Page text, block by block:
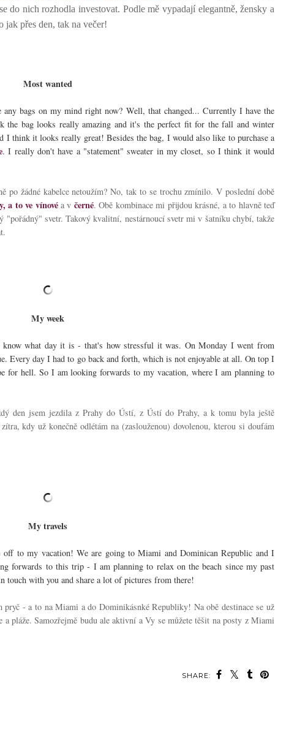
do nich rozhodla investovat. Podle mě vypadají elegantně, žensky a
jak přes den, tak na večer!
Most wanted
bags on my mind right now? Well, that changed... Currently I have the
the bag looks really amazing and it's the perfect fit for the fall and winter
I think it looks really great! Besides the bag, I would also like to purchase a
. I really don't have a "statement" sweater in my closet, so I think it would
po žádné kabelce netoužím? No, tak to se trochu zmínilo. V poslední době
a to ve vínovéa v černé. Obě kombinace mi přijdou krásné, a to hlavně teď
"pořádný" svetr. Takový kvalitní, nestárnoucí svetr mi v šatníku chybí, takže
My week
know what day it is - that's how stressful it was. On Monday I went from
Every day I had to go back and forth, which is not enjoyable at all. On top I
for hell. So I am looking forwards to my vacation, where I am planning to
den jsem jezdila z Prahy do Ústí, z Ústí do Prahy, a k tomu byla ještě
kdy už konečně odlétám na (zaslouženou) dovolenou, kterou si doufám
My travels
to my vacation! We are going to Miami and Dominican Republic and I
forwards to this trip - I am planning to relax on the beach since my past
with you and share a lot of pictures from there!
- a to na Miami a do Dominikásnké Republiky! Na obě destinace se už
pláže. Samozřejmě budu ale aktivní a Vy se můžete těšit na posty z Miami
SHARE: